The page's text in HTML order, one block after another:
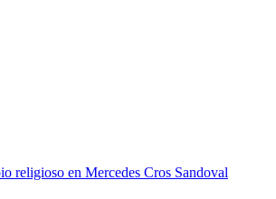
religioso en Mercedes Cros Sandoval